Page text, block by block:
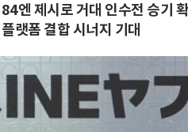
엔 제시로 거대 인수전 승기
랫폼 결합 시너지 기대